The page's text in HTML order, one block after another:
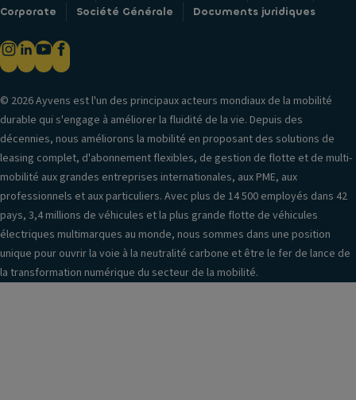
Corporate
Société Générale Documents juridiques
© 2026 Ayvens est l'un des principaux acteurs mondiaux de la mobilité
durable qui s'engage à améliorer la fluidité de la vie. Depuis des
décennies, nous améliorons la mobilité en proposant des solutions de
leasing complet, d'abonnement flexibles, de gestion de flotte et de multi-
mobilité aux grandes entreprises internationales, aux PME, aux
professionnels et aux particuliers. Avec plus de 14 500 employés dans 42
pays, 3,4 millions de véhicules et la plus grande flotte de véhicules
électriques multimarques au monde, nous sommes dans une position
unique pour ouvrir la voie à la neutralité carbone et être le fer de lance de
la transformation numérique du secteur de la mobilité.